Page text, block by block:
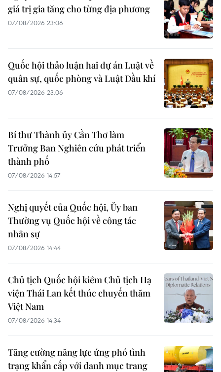
giá trị gia tăng cho từng địa phương
07/08/2026 23:06
Quốc hội thảo luận hai dự án Luật về
quân sự, quốc phòng và Luật Dầu khí
07/08/2026 23:06
Bí thư Thành ủy Cần Thơ làm
Trưởng Ban Nghiên cứu phát triển
thành phố
07/08/2026 14:57
Nghị quyết của Quốc hội, Ủy ban
Thường vụ Quốc hội về công tác
nhân sự
07/08/2026 14:44
Chủ tịch Quốc hội kiêm Chủ tịch Hạ
viện Thái Lan kết thúc chuyến thăm
Việt Nam
07/08/2026 14:34
Tăng cường năng lực ứng phó tình
trạng khẩn cấp với danh mục trang